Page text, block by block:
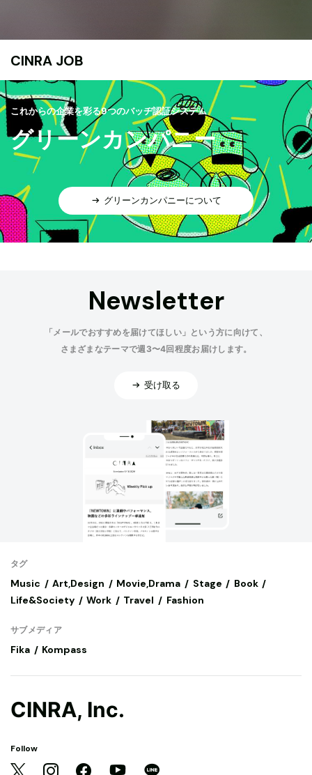
CINRA JOB
これからの企業を彩る9つのバッヂ認証システム
グリーンカンパニー
グリーンカンパニーについて
Newsletter
「メールでおすすめを届けてほしい」という方に向けて、
さまざまなテーマで週3〜4回程度お届けします。
受け取る
タグ
Music Art,Design Movie,Drama Stage
Book
Life&Society
Work Travel Fashion
サブメディア
Fika Kompass
CINRA, Inc.
Follow